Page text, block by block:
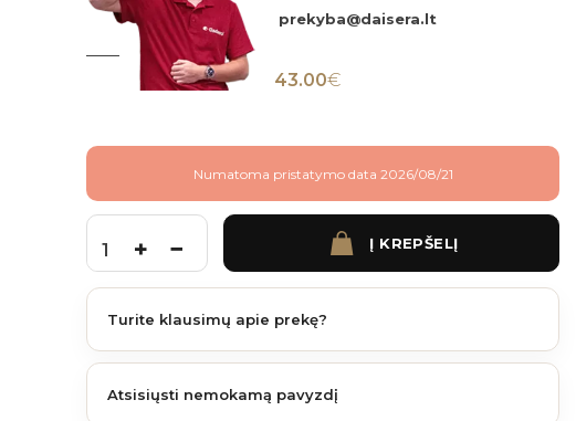
prekyba@daisera.lt
43.00€
Numatoma pristatymo data 2026/08/21
produkto kiekis: Terasos užbaigimo F profilis Teak 70*40*2500 mm
Į KREPŠELĮ
Turite klausimų apie prekę?
Atsisiųsti nemokamą pavyzdį